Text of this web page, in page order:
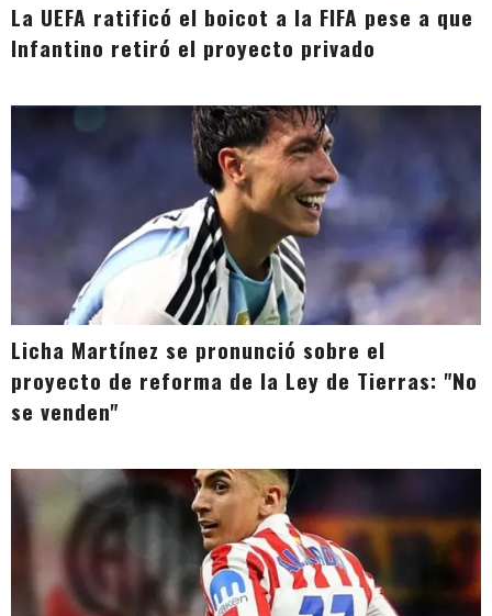
La UEFA ratificó el boicot a la FIFA pese a que
Infantino retiró el proyecto privado
Licha Martínez se pronunció sobre el
proyecto de reforma de la Ley de Tierras: "No
se venden"